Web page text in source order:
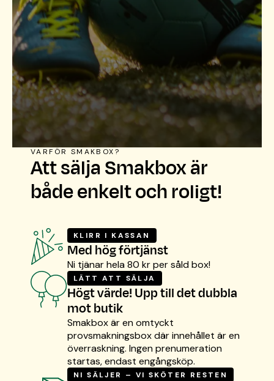
VARFÖR SMAKBOX?
Att sälja Smakbox är
både enkelt och roligt!
KLIRR I KASSAN
Med hög förtjänst
Ni tjänar hela 80 kr per såld box!
LÄTT ATT SÄLJA
Högt värde! Upp till det dubbla
mot butik
Smakbox är en omtyckt
provsmakningsbox där innehållet är en
överraskning. Ingen prenumeration
startas, endast engångsköp.
NI SÄLJER – VI SKÖTER RESTEN